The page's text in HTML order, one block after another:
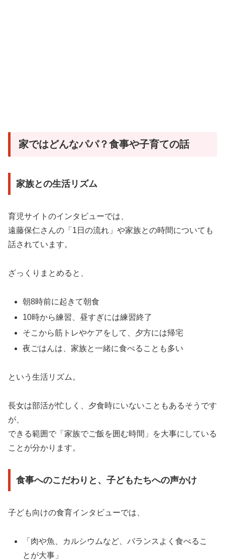
家ではどんなパパ？食事や子育ての話
家族との生活リズム
育児サイトのインタビューでは、
遠藤保仁さんの「1日の流れ」や家族との時間についても
話されています。
ざっくりまとめると、
朝8時前に起きて朝食
10時から練習、昼すぎには練習終了
そこから筋トレやケアをして、夕方には帰宅
夜ごはんは、家族と一緒に食べることも多い
という生活リズム。
長女は部活が忙しく、夕食時にいないこともあるそうです
が、
できる範囲で「家族でご飯を囲む時間」を大事にしている
ことが分かります。
食事へのこだわりと、子どもたちへの声かけ
子ども向けの食育インタビューでは、
「肉や魚、カルシウムなど、バランスよく食べるこ
とが大事」